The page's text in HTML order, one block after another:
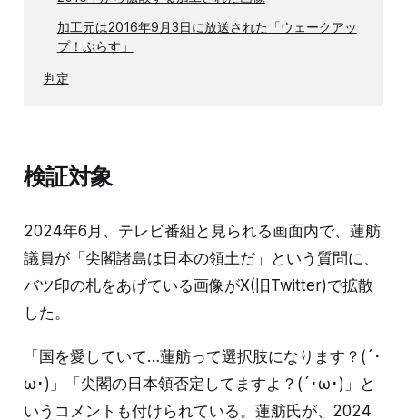
加工元は2016年9月3日に放送された「ウェークアッ
プ！ぷらす」
判定
検証対象
2024年6月、テレビ番組と見られる画面内で、蓮舫
議員が「尖閣諸島は日本の領土だ」という質問に、
バツ印の札をあげている画像がX(旧Twitter)で拡散
した。
「国を愛していて…蓮舫って選択肢になります？(´･
ω･)」「尖閣の日本領否定してますよ？(´･ω･)」と
いうコメントも付けられている。蓮舫氏が、2024